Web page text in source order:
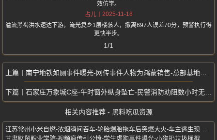
效仿学。
占儿
2025-11-18
溢流黑褐洪水速达下游，淹光复乡1层楼骇人，撤离697人误差70分，预警执行得
更快半步。
1/1
南宁地铁如厕事件曝光-网传事件人物为鸿蒙销售-总部基地站-现场监控流出
石家庄万象城C座-午时窗外纵身坠亡-民警消防劝阻数小时无果-绿衣女子跳楼惨剧
相关内容推荐 - 黑料吃瓜资源